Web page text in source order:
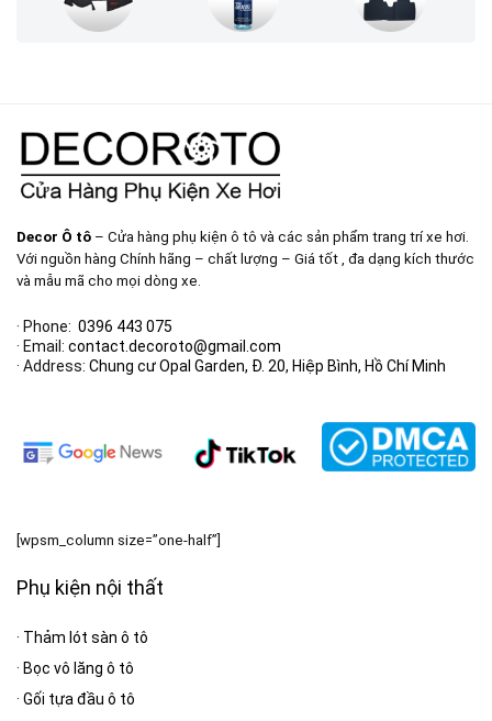
Decor Ô tô – Cửa hàng phụ kiện ô tô và các sản phẩm trang trí xe hơi.
Với nguồn hàng Chính hãng – chất lượng – Giá tốt , đa dạng kích thước
và mẫu mã cho mọi dòng xe.
· Phone: 0396 443 075
· Email: contact.decoroto@gmail.com
· Address: Chung cư Opal Garden, Đ. 20, Hiệp Bình, Hồ Chí Minh
[wpsm_column size=”one-half”]
Phụ kiện nội thất
· Thảm lót sàn ô tô
· Bọc vô lăng ô tô
· Gối tựa đầu ô tô